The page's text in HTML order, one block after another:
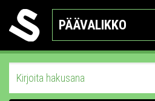
PÄÄVALIKKO